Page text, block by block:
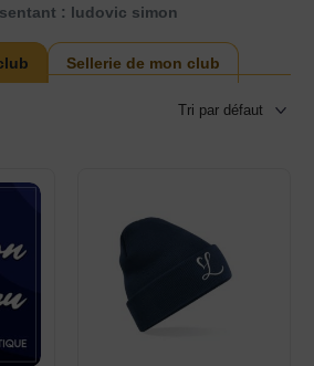
: ludovic simon
Sellerie de mon club